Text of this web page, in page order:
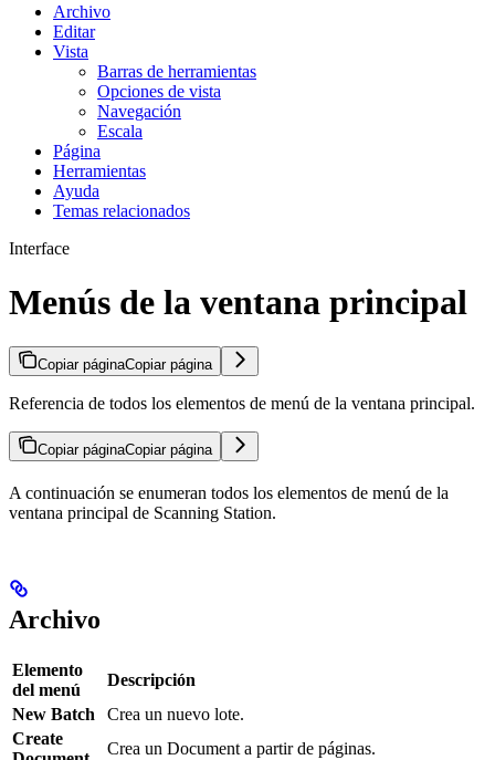
Archivo
Editar
Vista
Barras de herramientas
Opciones de vista
Navegación
Escala
Página
Herramientas
Ayuda
Temas relacionados
Interface
Menús de la ventana principal
Copiar páginaCopiar página
Referencia de todos los elementos de menú de la ventana principal.
Copiar páginaCopiar página
A continuación se enumeran todos los elementos de menú de la
ventana principal de Scanning Station.
Archivo
Elemento
del menú
Descripción
New Batch
Crea un nuevo lote.
Create
Crea un Document a partir de páginas.